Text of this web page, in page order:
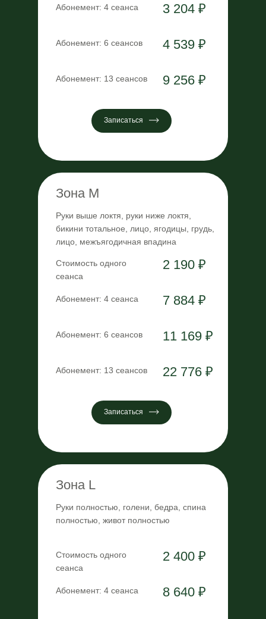
Записаться
Абонемент: 6 сеансов 4 539 ₽
Абонемент: 13 сеансов 9 256 ₽
Абонемент: 4 сеанса 3 204 ₽
Записаться
Зона M
Руки выше локтя, руки ниже локтя,
бикини тотальное, лицо, ягодицы, грудь,
лицо, межъягодичная впадина
Стоимость одного
сеанса
2 190 ₽
Абонемент: 6 сеансов 11 169 ₽
Абонемент: 13 сеансов 22 776 ₽
Абонемент: 4 сеанса 7 884 ₽
Зона L
Руки полностью, голени, бедра, спина
полностью, живот полностью
Стоимость одного
сеанса
2 400 ₽
Абонемент: 4 сеанса 8 640 ₽